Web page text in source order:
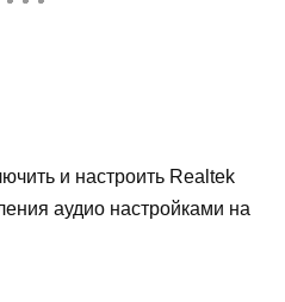
и настроить Realtek
аудио настройками на